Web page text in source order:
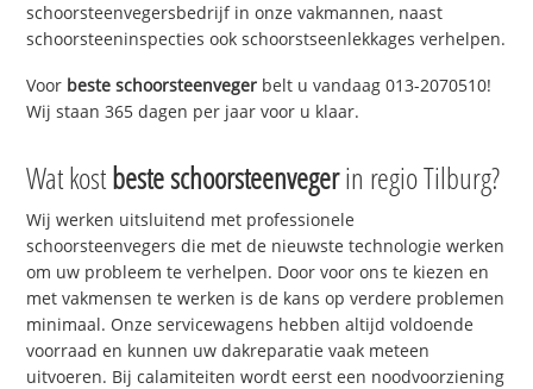
schoorsteenvegersbedrijf in onze vakmannen, naast
schoorsteeninspecties ook schoorstseenlekkages verhelpen.
Voor beste schoorsteenveger belt u vandaag 013-2070510!
Wij staan 365 dagen per jaar voor u klaar.
Wat kostbeste schoorsteenvegerin regio Tilburg?
Wij werken uitsluitend met professionele
schoorsteenvegers die met de nieuwste technologie werken
om uw probleem te verhelpen. Door voor ons te kiezen en
met vakmensen te werken is de kans op verdere problemen
minimaal. Onze servicewagens hebben altijd voldoende
voorraad en kunnen uw dakreparatie vaak meteen
uitvoeren. Bij calamiteiten wordt eerst een noodvoorziening